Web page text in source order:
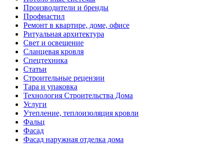
Производители и бренды
Профнастил
Ремонт в квартире, доме, офисе
Ритуальная архитектура
Свет и освещение
Сланцевая кровля
Спецтехника
Статьи
Строительные рецензии
Тара и упаковка
Технология Строительства Дома
Услуги
Утепление, теплоизоляция кровли
Фальц
Фасад
Фасад наружная отделка дома